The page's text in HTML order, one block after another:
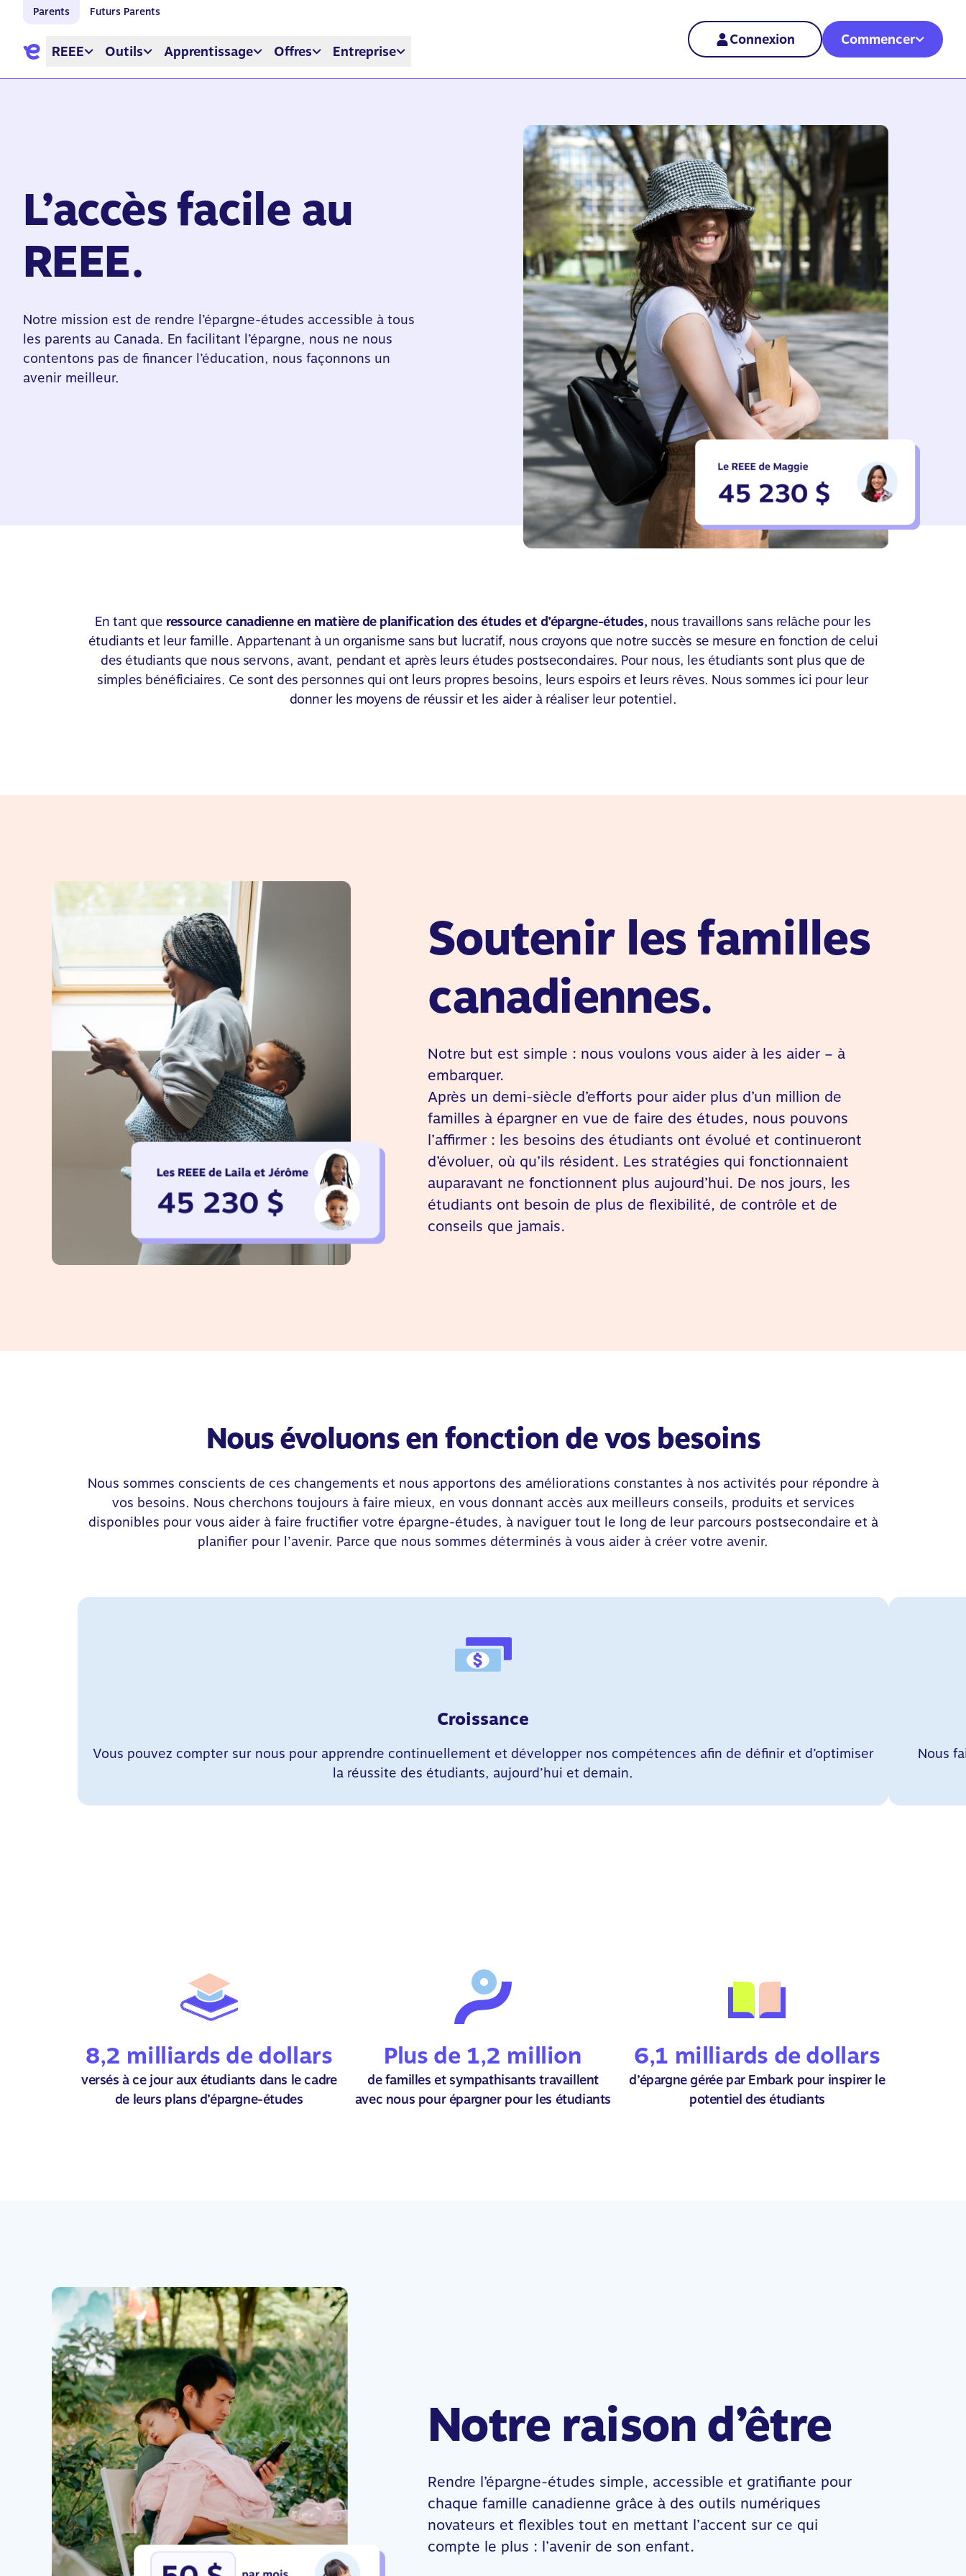
Parents Futurs Parents
REEE Outils Apprentissage Offres Entreprise
Connexion Commencer
L’accès facile au
REEE.
Notre mission est de rendre l’épargne-études accessible à tous
les parents au Canada. En facilitant l’épargne, nous ne nous
contentons pas de financer l’éducation, nous façonnons un
avenir meilleur.
En tant que ressource canadienne en matière de planification des études et d’épargne-études, nous travaillons sans relâche pour les
étudiants et leur famille. Appartenant à un organisme sans but lucratif, nous croyons que notre succès se mesure en fonction de celui
des étudiants que nous servons, avant, pendant et après leurs études postsecondaires. Pour nous, les étudiants sont plus que de
simples bénéficiaires. Ce sont des personnes qui ont leurs propres besoins, leurs espoirs et leurs rêves. Nous sommes ici pour leur
donner les moyens de réussir et les aider à réaliser leur potentiel.
Soutenir les familles
canadiennes.
Notre but est simple : nous voulons vous aider à les aider – à
embarquer.
Après un demi-siècle d’efforts pour aider plus d’un million de
familles à épargner en vue de faire des études, nous pouvons
l’affirmer : les besoins des étudiants ont évolué et continueront
d’évoluer, où qu’ils résident. Les stratégies qui fonctionnaient
auparavant ne fonctionnent plus aujourd’hui. De nos jours, les
étudiants ont besoin de plus de flexibilité, de contrôle et de
conseils que jamais.
Nous évoluons en fonction de vos besoins
Nous sommes conscients de ces changements et nous apportons des améliorations constantes à nos activités pour répondre à
vos besoins. Nous cherchons toujours à faire mieux, en vous donnant accès aux meilleurs conseils, produits et services
disponibles pour vous aider à faire fructifier votre épargne-études, à naviguer tout le long de leur parcours postsecondaire et à
planifier pour l’avenir. Parce que nous sommes déterminés à vous aider à créer votre avenir.
Croissance
Vous pouvez compter sur nous pour apprendre continuellement et développer nos compétences afin de définir et d’optimiser
la réussite des étudiants, aujourd’hui et demain.
Nous
8,2 milliards de dollars
versés à ce jour aux étudiants dans le cadre
de leurs plans d’épargne-études
Plus de 1,2 million
de familles et sympathisants travaillent
avec nous pour épargner pour les étudiants
6,1 milliards de dollars
d’épargne gérée par Embark pour inspirer le
potentiel des étudiants
Notre raison d’être
Rendre l’épargne-études simple, accessible et gratifiante pour
chaque famille canadienne grâce à des outils numériques
novateurs et flexibles tout en mettant l’accent sur ce qui
compte le plus : l’avenir de son enfant.